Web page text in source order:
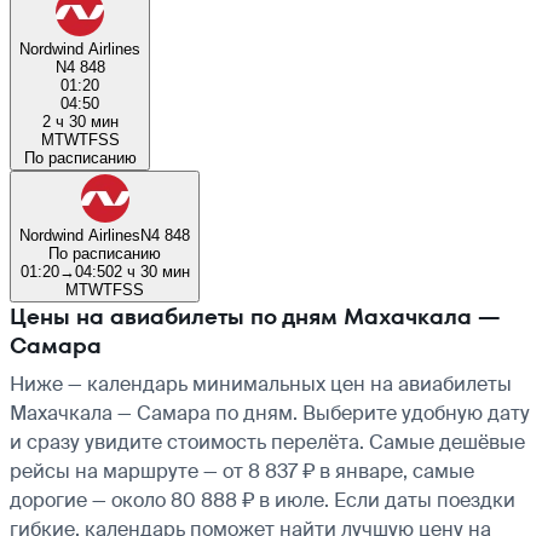
Nordwind Airlines
N4 848
01:20
04:50
2 ч 30 мин
MTWTFSS
По расписанию
Nordwind AirlinesN4 848
По расписанию
01:20→04:502 ч 30 мин
MTWTFSS
Цены на авиабилеты по дням Махачкала —
Самара
Ниже — календарь минимальных цен на авиабилеты
Махачкала — Самара по дням. Выберите удобную дату
и сразу увидите стоимость перелёта. Самые дешёвые
рейсы на маршруте — от 8 837 ₽ в январе, самые
дорогие — около 80 888 ₽ в июле. Если даты поездки
гибкие, календарь поможет найти лучшую цену на